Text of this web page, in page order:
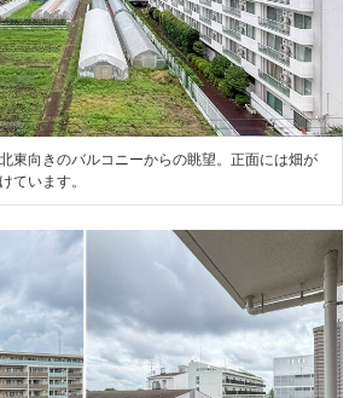
東向きのバルコニーからの眺望。正面には畑が
ています。